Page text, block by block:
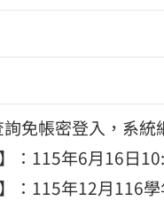
詢免帳密登入，系
：115年6月16日
：115年12月116